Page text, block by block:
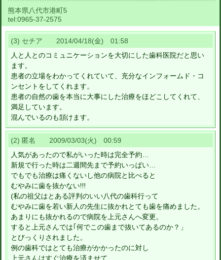
熊本県八代市港町5
tel:0965-37-2575
(3) セチア 2014/04/18(金) 01:58
人と人とのコミュニケーションを大切にした歯科医院だと思い
ます。
患者の立場をわかってくれていて、充分なインフォームド・コ
ンセントをしてくれます。
患者の自然の歯を本当に大事にした治療をほどこしてくれて、
満足しています。
混んでいるのも頷けます。
(2) 匿名 2009/03/03(火) 00:59
人気があったので私がいった時は完全予約…
新規で行った時は二週間先まで予約いっぱい…
でもでも治療は痛くないし他の病院と比べると
むやみに歯を抜かない!!!
(私の祖父はとある評判のいい八代の歯科行って
むやみに歯を若い新人の先生に抜かれとても歯を痛めました。
あまりにも抜かれるので病院を上元さんへ変更。
すると上元さんでは｢何でこの歯まで抜いてあるのか？」
とびっくりされました。
例の歯科ではとても治療がかかったのに対し
上元さんはすぐ治療を済ませて